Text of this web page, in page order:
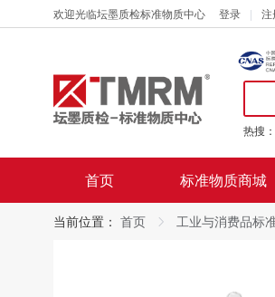
欢迎光临坛墨质检标准物质中心 登录 注
热搜：
首页 标准物质商城
当前位置： 首页 工业与消费品标